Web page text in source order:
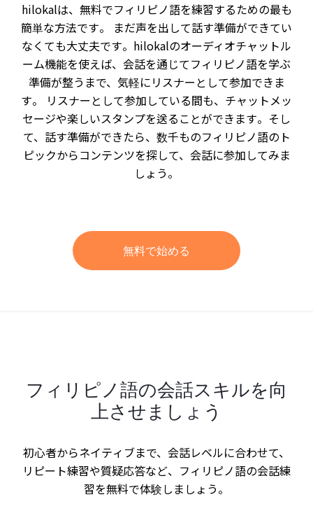
hilokalは、無料でフィリピノ語を練習するための最も
簡単な方法です。 まだ声を出して話す準備ができてい
なくても大丈夫です。hilokalのオーディオチャットル
ーム機能を使えば、会話を通じてフィリピノ語を学ぶ
準備が整うまで、気軽にリスナーとして参加できま
す。 リスナーとして参加している間も、チャットメッ
セージや楽しいスタンプを送ることができます。そし
て、話す準備ができたら、数千ものフィリピノ語のト
ピックからコンテンツを探して、会話に参加してみま
しょう。
無料で始める
フィリピノ語の会話スキルを向
上させましょう
初心者からネイティブまで、会話レベルに合わせて、
リピート練習や質疑応答など、フィリピノ語の会話練
習を無料で体験しましょう。